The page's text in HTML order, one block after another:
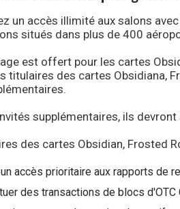
un accès illimité aux salons
situés dans plus de 400
est offert pour les cartes
titulaires des cartes Obsidiana,
supplémentaires, ils
des cartes Obsidian, Frosted
accès prioritaire aux rapports de
des transactions de blocs d'OTC